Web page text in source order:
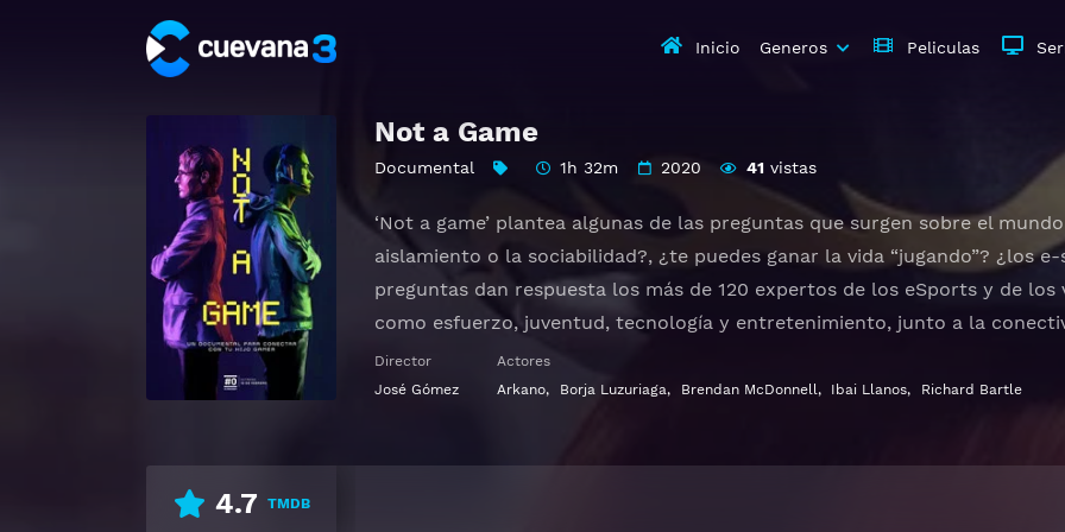
Inicio Generos Peliculas
Not a Game
Documental 1h 32m 2020 41vistas
‘Not a game’ plantea algunas de las preguntas que surgen sobre el
aislamiento o la sociabilidad?, ¿te puedes ganar la vida “jugando”? ¿los
preguntas dan respuesta los más de 120 expertos de los eSports y de los
como esfuerzo, juventud, tecnología y entretenimiento, junto a la
entretenimiento social digital de preferencia de una generación. El
familias y educadores, como para profesionales del sector de la
Director
José Gómez
Actores
Arkano, Borja Luzuriaga, Brendan McDonnell, Ibai Llanos, Richard Bartle
4.7 TMDB